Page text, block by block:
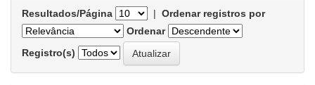
Resultados/Página | Ordenar registros por
Ordenar
Registro(s)